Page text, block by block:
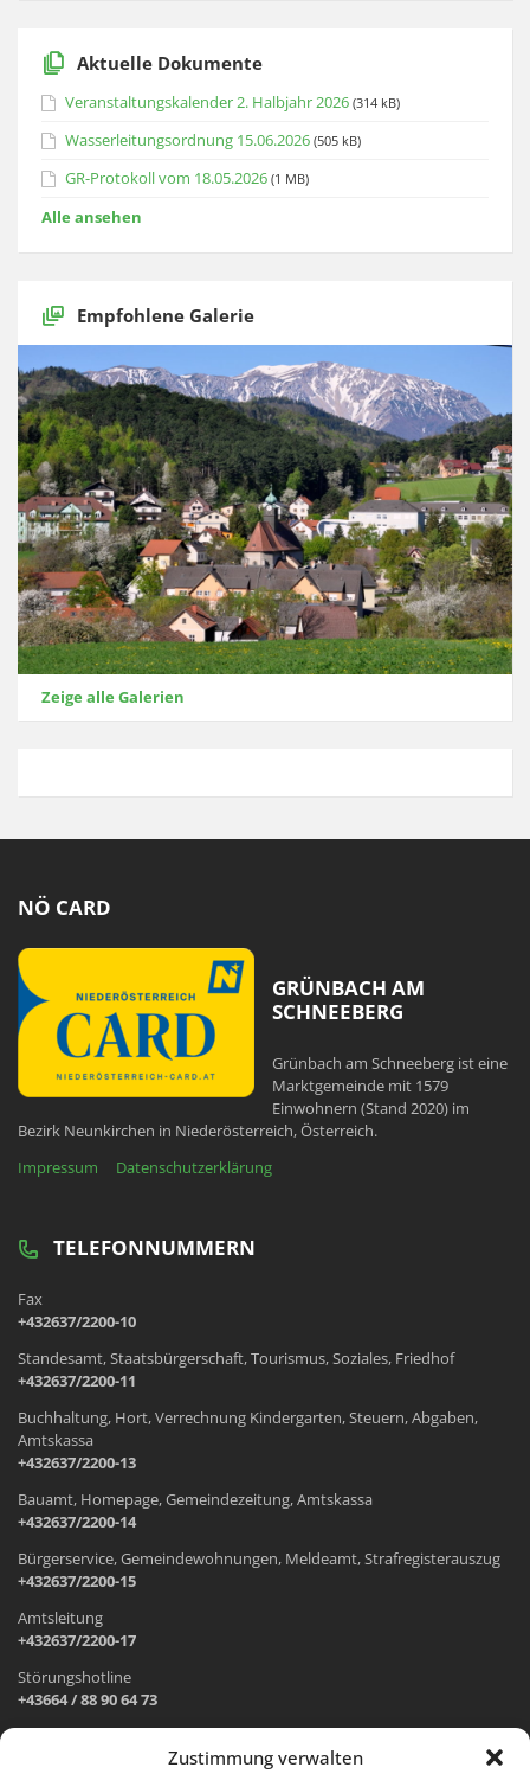
Zustimmung verwalten
Aktuelle Dokumente
Veranstaltungskalender 2. Halbjahr 2026 (314 kB)
Wasserleitungsordnung 15.06.2026 (505 kB)
GR-Protokoll vom 18.05.2026 (1 MB)
Alle ansehen
Empfohlene Galerie
Zeige alle Galerien
NÖ CARD
GRÜNBACH AM
SCHNEEBERG
Grünbach am Schneeberg ist eine
Marktgemeinde mit 1579
Einwohnern (Stand 2020) im
Bezirk Neunkirchen in Niederösterreich, Österreich.
Impressum
Datenschutzerklärung
TELEFONNUMMERN
Fax
+432637/2200-10
Standesamt, Staatsbürgerschaft, Tourismus, Soziales, Friedhof
+432637/2200-11
Buchhaltung, Hort, Verrechnung Kindergarten, Steuern, Abgaben,
Amtskassa
+432637/2200-13
Bauamt, Homepage, Gemeindezeitung, Amtskassa
+432637/2200-14
Bürgerservice, Gemeindewohnungen, Meldeamt, Strafregisterauszug
+432637/2200-15
Amtsleitung
+432637/2200-17
Störungshotline
+43664 / 88 90 64 73